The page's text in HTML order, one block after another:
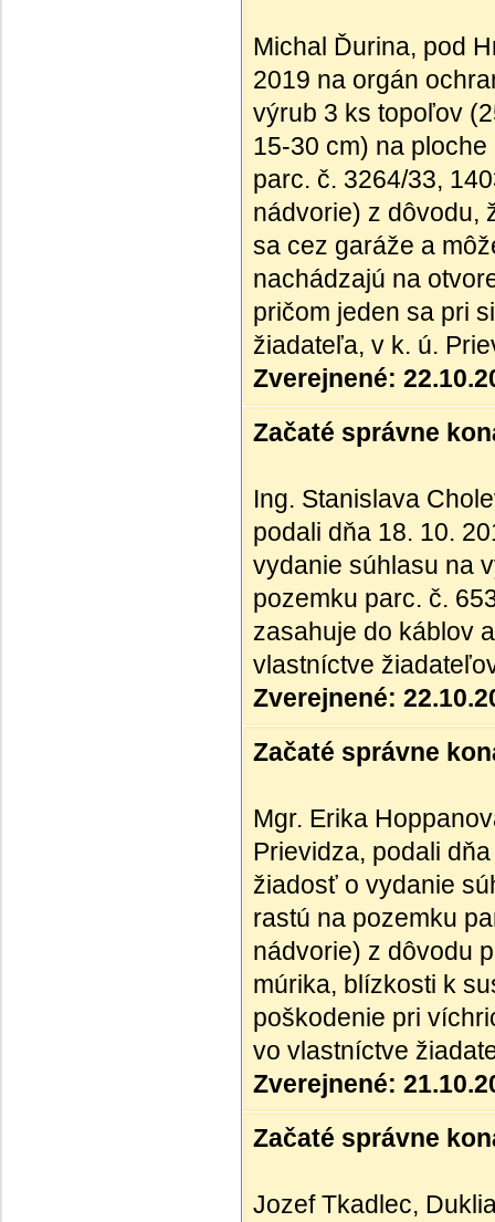
Michal Ďurina, pod
2019 na orgán
výrub 3 ks topoľov
15-30 cm) na
parc. č. 3264/33,
nádvorie) z dôvodu,
sa cez garáže a
nachádzajú na
pričom jeden sa pri
žiadateľa, v k. ú.
Zverejnené:
Začaté správne
Ing. Stanislava
podali dňa 18. 10.
vydanie súhlasu na
pozemku parc. č.
zasahuje do káblov
vlastníctve
Zverejnené:
Začaté správne
Mgr. Erika
Prievidza, podali
žiadosť o vydanie
rastú na pozemku
nádvorie) z dôvodu
múrika, blízkosti k
poškodenie pri
vo vlastníctve
Zverejnené:
Začaté správne
Jozef Tkadlec,